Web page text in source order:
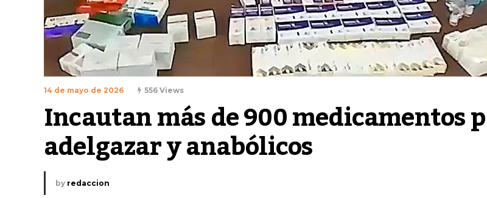
14 de mayo de 2026 556 Views
Incautan más de 900 medicamentos
adelgazar y anabólicos
by redaccion